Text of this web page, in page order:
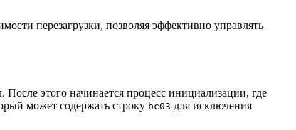
перезагрузки, позволяя эффективно управлять
этого начинается процесс инициализации, где
может содержать строку bc03 для исключения